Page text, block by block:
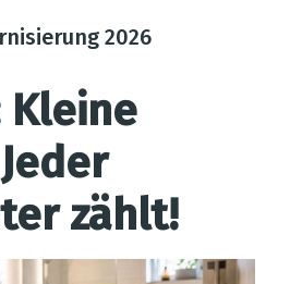
2026
Kleine
zählt!